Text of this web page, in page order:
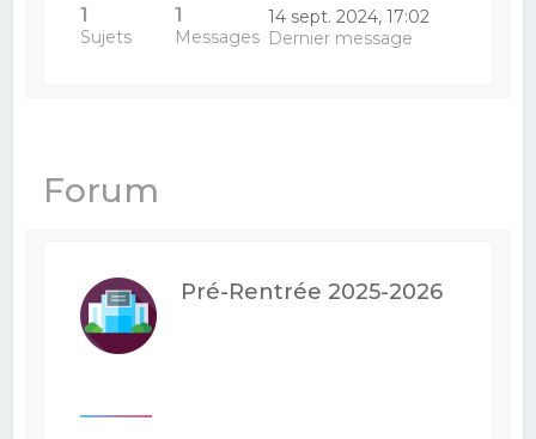
1
Sujets
1
Messages
14 sept. 2024, 17:02
Dernier message
Forum
Pré-Rentrée 2025-2026